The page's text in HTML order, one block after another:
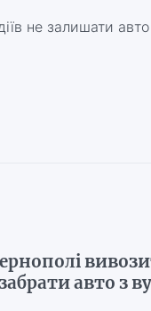
не залишати
авто з